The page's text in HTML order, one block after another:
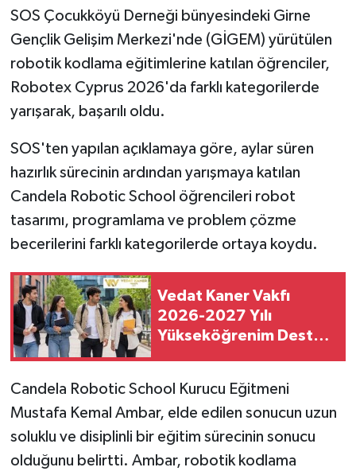
SOS Çocukköyü Derneği bünyesindeki Girne
Gençlik Gelişim Merkezi'nde (GİGEM) yürütülen
robotik kodlama eğitimlerine katılan öğrenciler,
Robotex Cyprus 2026'da farklı kategorilerde
yarışarak, başarılı oldu.
SOS'ten yapılan açıklamaya göre, aylar süren
hazırlık sürecinin ardından yarışmaya katılan
Candela Robotic School öğrencileri robot
tasarımı, programlama ve problem çözme
becerilerini farklı kategorilerde ortaya koydu.
Vedat Kaner Vakfı
2026-2027 Yılı
Yükseköğrenim Destek
Candela Robotic School Kurucu Eğitmeni
Mustafa Kemal Ambar, elde edilen sonucun uzun
soluklu ve disiplinli bir eğitim sürecinin sonucu
olduğunu belirtti. Ambar, robotik kodlama
LEFKOŞA
MAGAZİN
Nöbetçi Eczaneler
SAĞLIK
SPOR
TATLISU
TEKNOLOJİ
YAŞAM